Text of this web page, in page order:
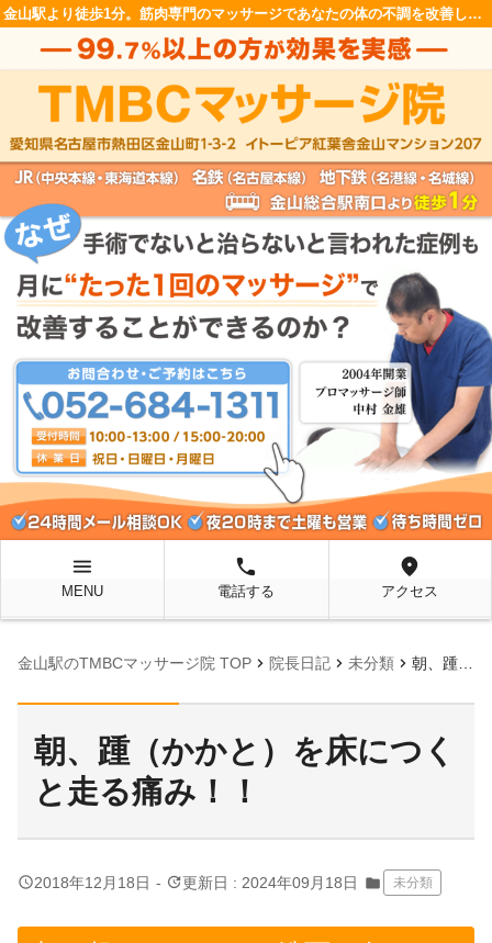
金山駅より徒歩1分。筋肉専門のマッサージであなたの体の不調を改善します！
menu
MENU
local_phone
電話する
location_on
アクセス
金山駅のTMBCマッサージ院 TOP chevron_right 院長日記 chevron_right 未分類 chevron_right 朝、踵（かかと）を床につくと走る痛み！！
朝、踵（かかと）を床につく
と走る痛み！！
query_builder2018年12月18日 - update更新日 : 2024年09月18日 folder 未分類